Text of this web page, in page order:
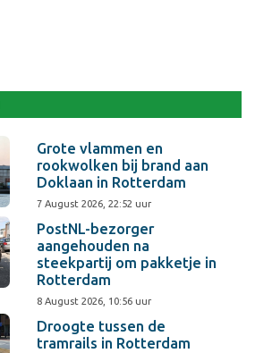
Grote vlammen en
rookwolken bij brand aan
Doklaan in Rotterdam
7 August 2026, 22:52 uur
PostNL-bezorger
aangehouden na
steekpartij om pakketje in
Rotterdam
8 August 2026, 10:56 uur
Droogte tussen de
tramrails in Rotterdam